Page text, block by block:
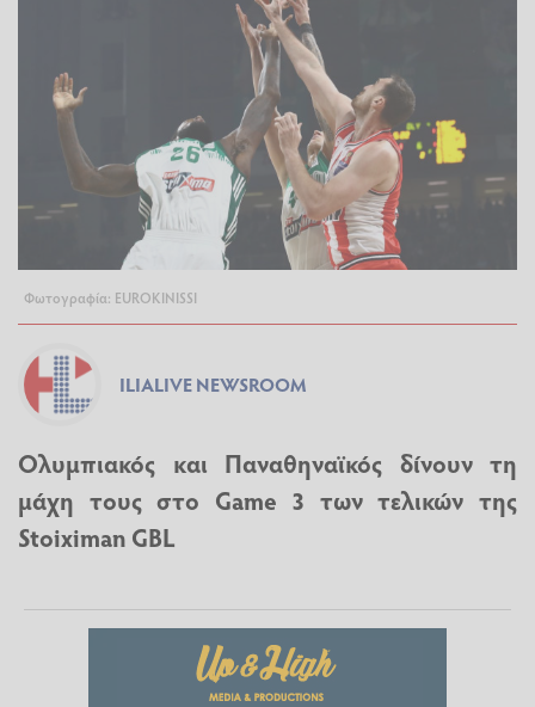
Φωτογραφία: EUROKINISSI
ILIALIVE NEWSROOM
Ολυμπιακός και Παναθηναϊκός δίνουν τη
μάχη τους στο Game 3 των τελικών της
Stoiximan GBL